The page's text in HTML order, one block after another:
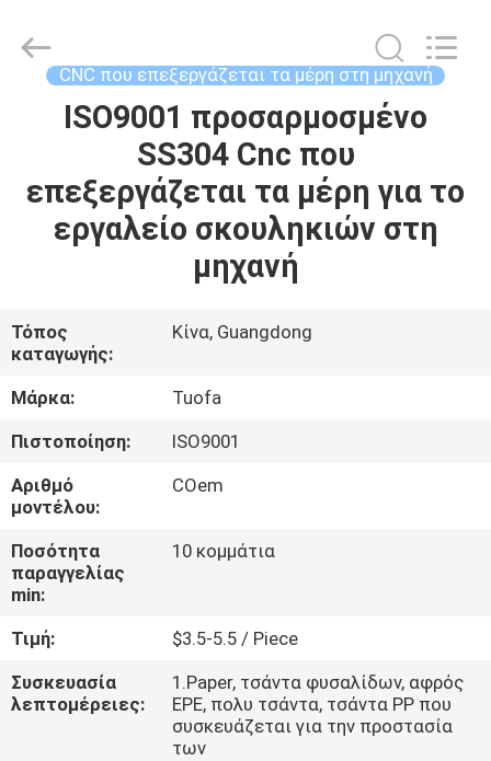
ΣΠΊΤΙ
ΠΡΟΪΌΝΤΑ
ΣΧΕΤΙΚΆ
ΕΜΆΣ
ΕΠΙΣΚΈΨΕΙΣ
ΣΤΟ
ΕΡΓΟΣΤΆΣΙΟ
ΈΛΕΓΧΟΣ
ΠΟΙΌΤΗΤΑΣ
ΕΠΙΚΟΙΝΩΝΉΣΤΕ
ΜΑΖΊ
Tuofa
Technology
CNC που επεξεργάζεται τα μέρη στη μηχανή
ISO9001 προσαρμοσμένο
SS304 Cnc που
επεξεργάζεται τα μέρη για το
εργαλείο σκουληκιών στη
μηχανή
Τόπος
καταγωγής:
Κίνα, Guangdong
Μάρκα:
Tuofa
Πιστοποίηση:
ISO9001
Αριθμό
μοντέλου:
COem
Ποσότητα
παραγγελίας
min:
10 κομμάτια
Τιμή:
$3.5-5.5 / Piece
Συσκευασία
λεπτομέρειες:
1.Paper, τσάντα φυσαλίδων, αφρός
EPE, πολυ τσάντα, τσάντα PP που
συσκευάζεται για την προστασία
των